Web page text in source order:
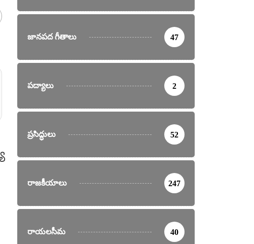
సంకీర్తనలు
జానపద గీతాలు 47
పద్యాలు 2
ప్రసిద్ధులు 52
రాజకీయాలు 247
రాయలసీమ 40